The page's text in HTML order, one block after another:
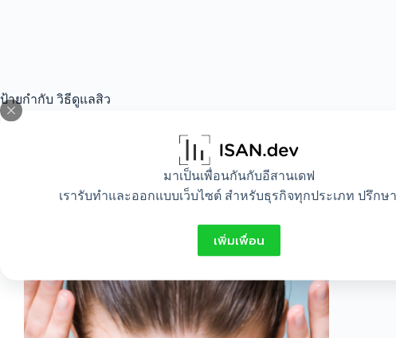
มาเป็นเพื่อนกันกับอีสานเดฟ
เรารับทำและออกแบบเว็บไซต์ สำหรับธุรกิจทุกประเภท ปรึกษ
เพิ่มเพื่อน
ป้ายกำกับ วิธีดูแลสิว
,Lifestyle